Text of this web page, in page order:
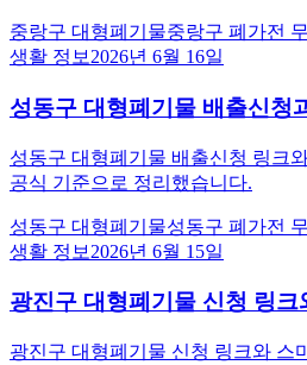
중랑구 대형폐기물중랑구 폐가전
생활 정보 2026년 6월 16일
성동구 대형폐기물 배출신청
성동구 대형폐기물 배출신청 링크
공식 기준으로 정리했습니다.
성동구 대형폐기물성동구 폐가전
생활 정보 2026년 6월 15일
광진구 대형폐기물 신청 링
광진구 대형폐기물 신청 링크와 스